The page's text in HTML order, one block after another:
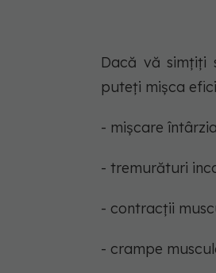
Dacă vă simțiți
puteți mișca
- mișcare
- tremurături
- contracții
- crampe